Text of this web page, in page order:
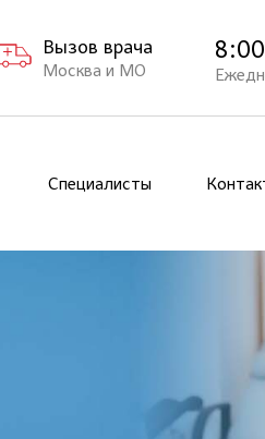
Вызов врача
Москва и МО
Специалисты